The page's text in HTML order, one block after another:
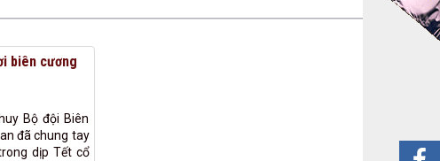
biên cương
Bộ đội Biên
đã chung tay
dịp Tết cổ